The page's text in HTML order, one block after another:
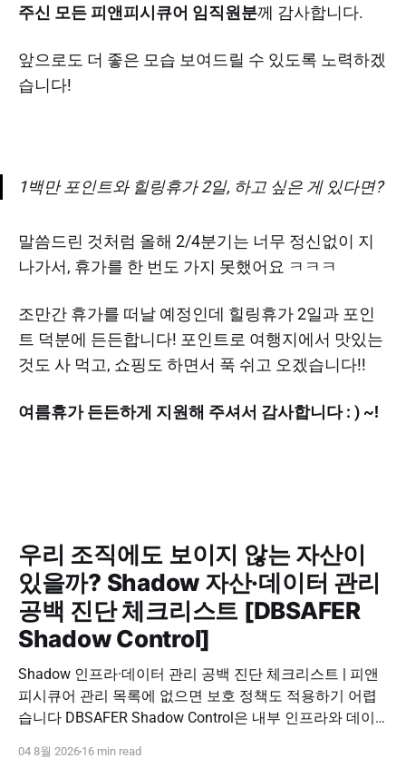
주신 모든 피앤피시큐어 임직원분께 감사합니다.
앞으로도 더 좋은 모습 보여드릴 수 있도록 노력하겠
습니다!
1백만 포인트와 힐링휴가 2일, 하고 싶은 게 있다면?
말씀드린 것처럼 올해 2/4분기는 너무 정신없이 지
나가서, 휴가를 한 번도 가지 못했어요 ㅋㅋㅋ
조만간 휴가를 떠날 예정인데 힐링휴가 2일과 포인
트 덕분에 든든합니다! 포인트로 여행지에서 맛있는
것도 사 먹고, 쇼핑도 하면서 푹 쉬고 오겠습니다!!
여름휴가 든든하게 지원해 주셔서 감사합니다 : ) ~!
우리 조직에도 보이지 않는 자산이
있을까? Shadow 자산·데이터 관리
공백 진단 체크리스트 [DBSAFER
Shadow Control]
Shadow 인프라·데이터 관리 공백 진단 체크리스트 | 피앤
피시큐어 관리 목록에 없으면 보호 정책도 적용하기 어렵
습니다 DBSAFER Shadow Control은 내부 인프라와 데이
나의 보안 운영 흐름으로 제공합니다. DBSAFER Shadow
04 8월 2026 16 min read